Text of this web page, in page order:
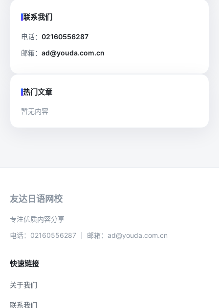
联系我们
电话： 02160556287
邮箱： ad@youda.com.cn
热门文章
暂无内容
友达日语网校
专注优质内容分享
电话：02160556287 ｜ 邮箱：ad@youda.com.cn
快速链接
关于我们
联系我们